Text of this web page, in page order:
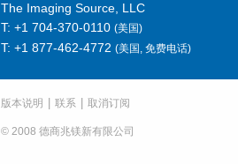
The Imaging Source, LLC
T: +1 704-370-0110 (美国)
T: +1 877-462-4772 (美国, 免费电话)
版本说明 联系 取消订阅
© 2008 德商兆镁新有限公司